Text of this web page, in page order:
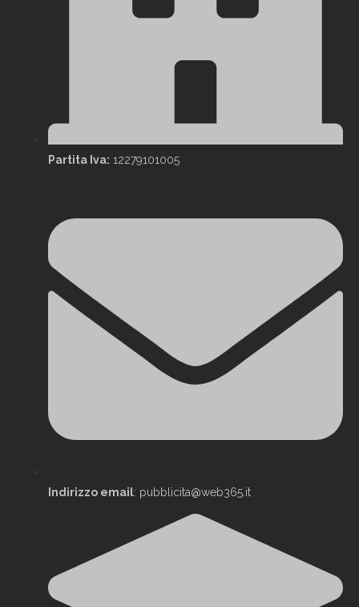
Partita Iva: 12279101005
Indirizzo email: pubblicita@web365.it